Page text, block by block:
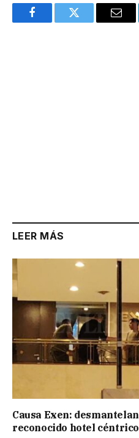
FacebookTwitter
LEER MÁS
Causa Exen:
reconocido hotel céntrico